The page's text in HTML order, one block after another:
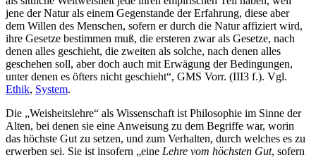
jene der Natur als einem Gegenstande der Erfahrung, diese aber
dem Willen des Menschen, sofern er durch die Natur affiziert wird,
ihre Gesetze bestimmen muß, die ersteren zwar als Gesetze, nach
denen alles geschieht, die zweiten als solche, nach denen alles
geschehen soll, aber doch auch mit Erwägung der Bedingungen,
unter denen es öfters nicht geschieht“, GMS Vorr. (III3 f.). Vgl.
Ethik, System.
Die „Weisheitslehre“ als Wissenschaft ist Philosophie im Sinne der
Alten, bei denen sie eine Anweisung zu dem Begriffe war, worin
das höchste Gut zu setzen, und zum Verhalten, durch welches es zu
erwerben sei. Sie ist insofern „eine Lehre vom höchsten Gut, sofern